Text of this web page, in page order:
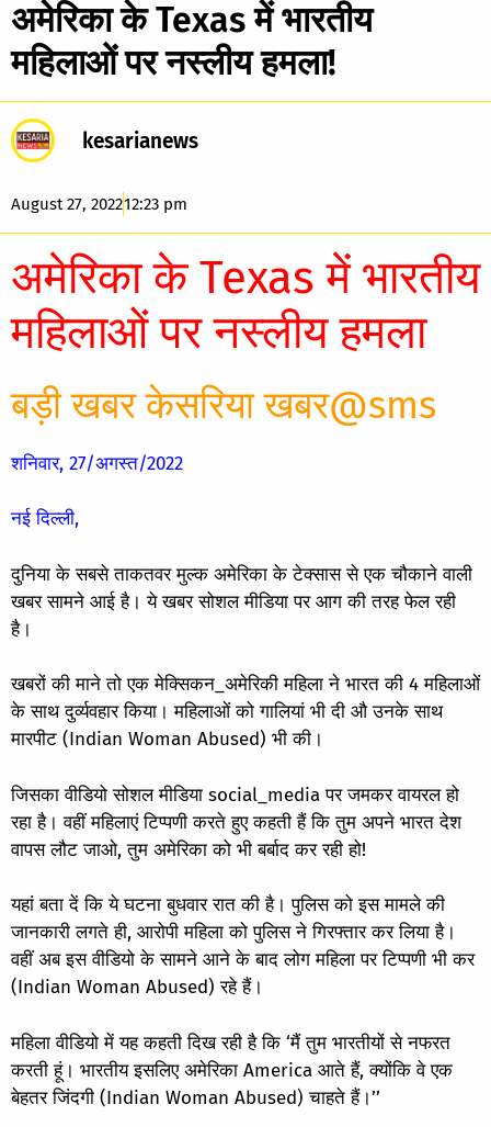
अमेरिका के Texas में भारतीय
महिलाओं पर नस्लीय हमला!
kesarianews
August 27, 202212:23 pm
अमेरिका के Texas में भारतीय
महिलाओं पर नस्लीय हमला
बड़ी खबर केसरिया खबर@sms
शनिवार, 27/अगस्त/2022
नई दिल्ली,
दुनिया के सबसे ताकतवर मुल्क अमेरिका के टेक्सास से एक चौकाने वाली
खबर सामने आई है। ये खबर सोशल मीडिया पर आग की तरह फेल रही
है।
खबरों की माने तो एक मेक्सिकन_अमेरिकी महिला ने भारत की 4 महिलाओं
के साथ दुर्व्यवहार किया। महिलाओं को गालियां भी दी औ उनके साथ
मारपीट (Indian Woman Abused) भी की।
जिसका वीडियो सोशल मीडिया social_media पर जमकर वायरल हो
रहा है। वहीं महिलाएं टिप्पणी करते हुए कहती हैं कि तुम अपने भारत देश
वापस लौट जाओ, तुम अमेरिका को भी बर्बाद कर रही हो!
यहां बता दें कि ये घटना बुधवार रात की है। पुलिस को इस मामले की
जानकारी लगते ही, आरोपी महिला को पुलिस ने गिरफ्तार कर लिया है।
वहीं अब इस वीडियो के सामने आने के बाद लोग महिला पर टिप्पणी भी कर
(Indian Woman Abused) रहे हैं।
महिला वीडियो में यह कहती दिख रही है कि ‘मैं तुम भारतीयों से नफरत
करती हूं। भारतीय इसलिए अमेरिका America आते हैं, क्योंकि वे एक
बेहतर जिंदगी (Indian Woman Abused) चाहते हैं।’’